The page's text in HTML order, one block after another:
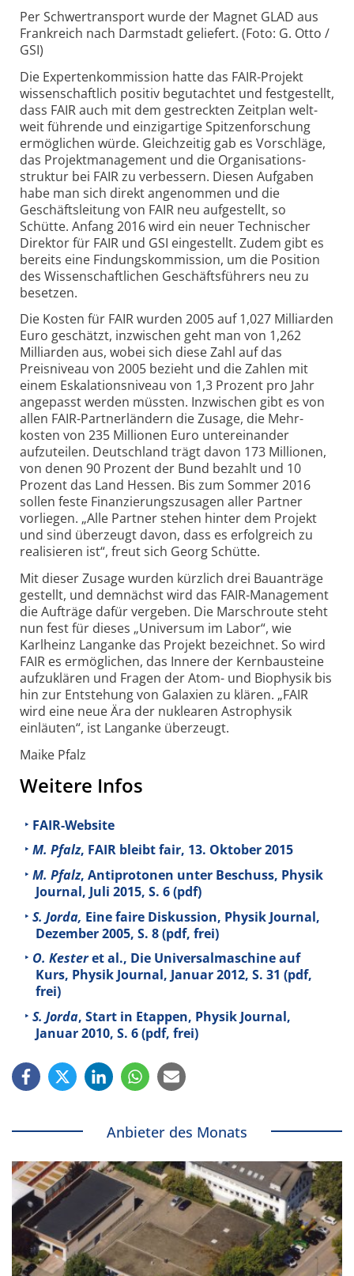
Per Schwertransport wurde der Magnet GLAD aus
Frankreich nach Darmstadt geliefert. (Foto: G. Otto /
GSI)
Die Experten­kommission hatte das FAIR-Projekt
wissen­schaftlich positiv begutachtet und festgestellt,
dass FAIR auch mit dem gestreckten Zeit­plan welt­
weit führende und einzigartige Spitzen­forschung
ermöglichen würde. Gleich­zeitig gab es Vorschläge,
das Projekt­management und die Organisations­
struktur bei FAIR zu verbessern. Diesen Aufgaben
habe man sich direkt angenommen und die
Geschäfts­leitung von FAIR neu aufgestellt, so
Schütte. Anfang 2016 wird ein neuer Technischer
Direktor für FAIR und GSI eingestellt. Zudem gibt es
bereits eine Findungs­kommission, um die Position
des Wissenschaftlichen Geschäftsführers neu zu
besetzen.
Die Kosten für FAIR wurden 2005 auf 1,027 Milliarden
Euro geschätzt, inzwischen geht man von 1,262
Milliarden aus, wobei sich diese Zahl auf das
Preisniveau von 2005 bezieht und die Zahlen mit
einem Eskalations­niveau von 1,3 Prozent pro Jahr
angepasst werden müssten. Inzwischen gibt es von
allen FAIR-Partner­ländern die Zusage, die Mehr­
kosten von 235 Millionen Euro unter­einander
aufzuteilen. Deutsch­land trägt davon 173 Millionen,
von denen 90 Prozent der Bund bezahlt und 10
Prozent das Land Hessen. Bis zum Sommer 2016
sollen feste Finanzierungs­zusagen aller Partner
vorliegen. „Alle Partner stehen hinter dem Projekt
und sind überzeugt davon, dass es erfolgreich zu
realisieren ist“, freut sich Georg Schütte.
Mit dieser Zusage wurden kürzlich drei Bau­anträge
gestellt, und demnächst wird das FAIR-Management
die Aufträge dafür vergeben. Die Marsch­route steht
nun fest für dieses „Universum im Labor“, wie
Karlheinz Langanke das Projekt bezeichnet. So wird
FAIR es ermöglichen, das Innere der Kern­bausteine
aufzuklären und Fragen der Atom- und Biophysik bis
hin zur Entstehung von Galaxien zu klären. „FAIR
wird eine neue Ära der nuklearen Astro­physik
einläuten“, ist Langanke überzeugt.
Maike Pfalz
Weitere Infos
FAIR-Website
M. Pfalz, FAIR bleibt fair, 13. Oktober 2015
M. Pfalz, Antiprotonen unter Beschuss, Physik
Journal, Juli 2015, S. 6 (pdf)
S. Jorda, Eine faire Diskussion, Physik Journal,
Dezember 2005, S. 8 (pdf, frei)
O. Kesteret al., Die Universalmaschine auf
Kurs, Physik Journal, Januar 2012, S. 31 (pdf,
frei)
S. Jorda, Start in Etappen, Physik Journal,
Januar 2010, S. 6 (pdf, frei)
Anbieter des Monats